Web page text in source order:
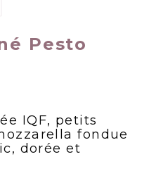
Pesto
IQF, petits
fondue
dorée et